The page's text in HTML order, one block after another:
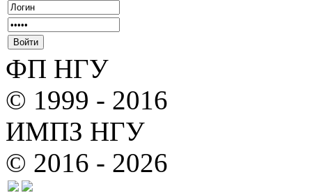
ФП НГУ
© 1999 - 2016
ИМПЗ НГУ
© 2016 - 2026